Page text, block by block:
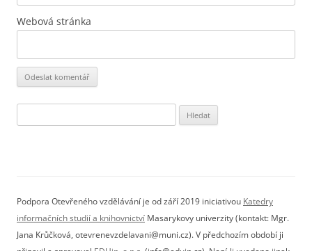
Webová stránka
Podpora Otevřeného vzdělávání je od září 2019 iniciativou Katedry
informačních studií a knihovnictví Masarykovy univerzity (kontakt: Mgr.
Jana Krůčková, otevrenevzdelavani@muni.cz). V předchozím období ji